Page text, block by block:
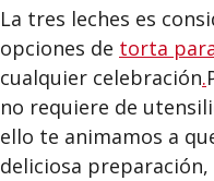
La tres leches es
opciones de torta
cualquier celebración.
no requiere de
ello te animamos a
deliciosa